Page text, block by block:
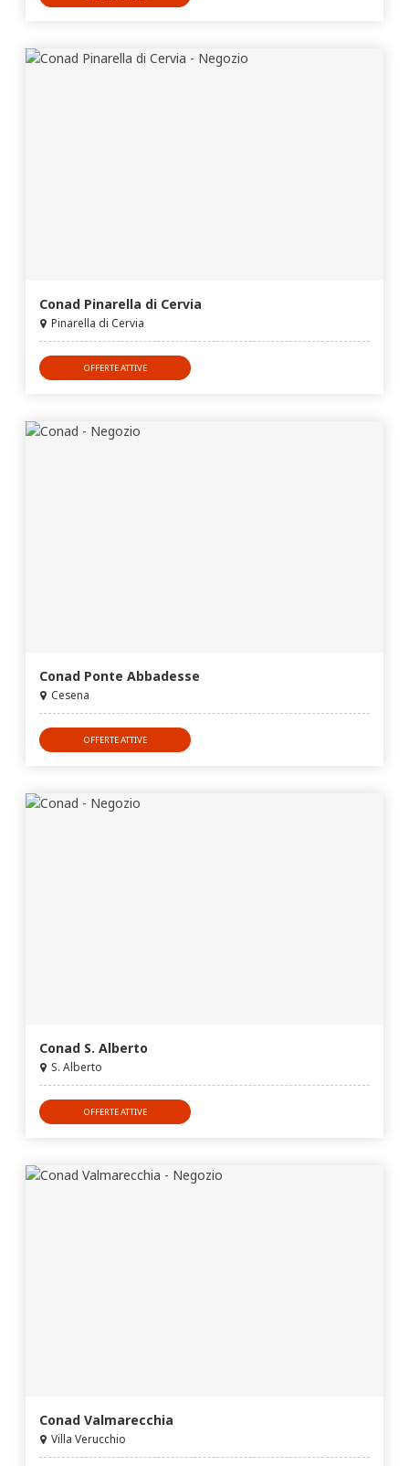
Conad Pinarella di Cervia
Pinarella di Cervia
OFFERTE ATTIVE
Conad Ponte Abbadesse
Cesena
OFFERTE ATTIVE
Conad S. Alberto
S. Alberto
OFFERTE ATTIVE
Conad Valmarecchia
Villa Verucchio